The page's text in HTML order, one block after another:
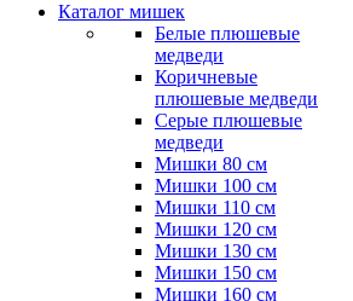
Каталог мишек
Белые плюшевые
медведи
Коричневые
плюшевые медведи
Серые плюшевые
медведи
Мишки 80 см
Мишки 100 см
Мишки 110 см
Мишки 120 см
Мишки 130 см
Мишки 150 см
Мишки 160 см